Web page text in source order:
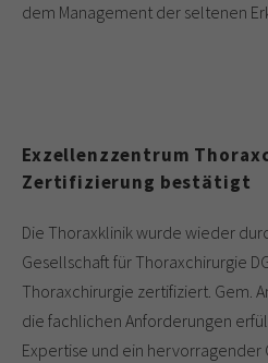
dem Management der seltenen
Exzellenzzentrum
Zertifizierung bestätigt
Die Thoraxklinik wurde wieder
Gesellschaft für Thoraxchirurgie
Thoraxchirurgie zertifiziert. Gem.
die fachlichen Anforderungen
Expertise und ein